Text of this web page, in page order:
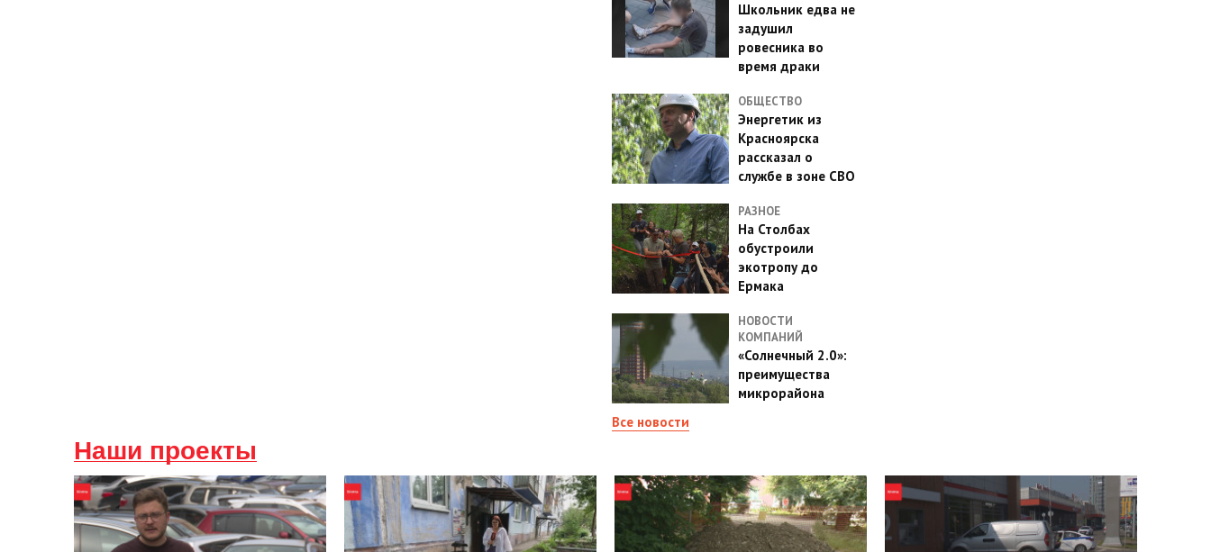
Школьник едва не
задушил
ровесника во
время драки
ОБЩЕСТВО
Энергетик из
Красноярска
рассказал о
службе в зоне СВО
РАЗНОЕ
На Столбах
обустроили
экотропу до
Ермака
НОВОСТИ
КОМПАНИЙ
«Солнечный 2.0»:
преимущества
микрорайона
Все новости
Наши проекты